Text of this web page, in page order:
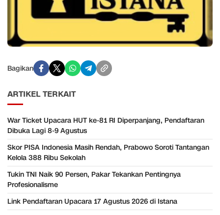
Bagikan
ARTIKEL TERKAIT
War Ticket Upacara HUT ke-81 RI Diperpanjang, Pendaftaran
Dibuka Lagi 8-9 Agustus
Skor PISA Indonesia Masih Rendah, Prabowo Soroti Tantangan
Kelola 388 Ribu Sekolah
Tukin TNI Naik 90 Persen, Pakar Tekankan Pentingnya
Profesionalisme
Link Pendaftaran Upacara 17 Agustus 2026 di Istana